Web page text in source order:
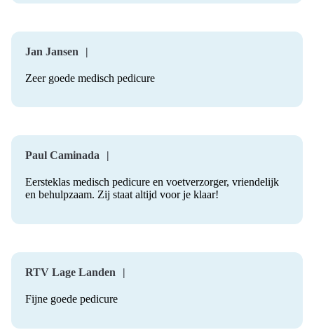
Jan Jansen
Zeer goede medisch pedicure
Paul Caminada
Eersteklas medisch pedicure en voetverzorger, vriendelijk
en behulpzaam. Zij staat altijd voor je klaar!
RTV Lage Landen
Fijne goede pedicure